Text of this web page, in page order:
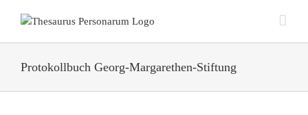
Inhalt
Protokollbuch Georg-Margarethen-Stiftung